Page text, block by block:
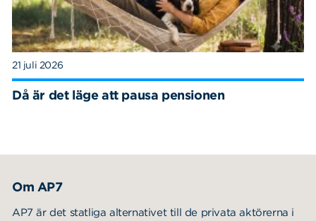
21 juli 2026
Då är det läge att pausa pensionen
Om AP7
AP7 är det statliga alternativet till de privata aktörerna i